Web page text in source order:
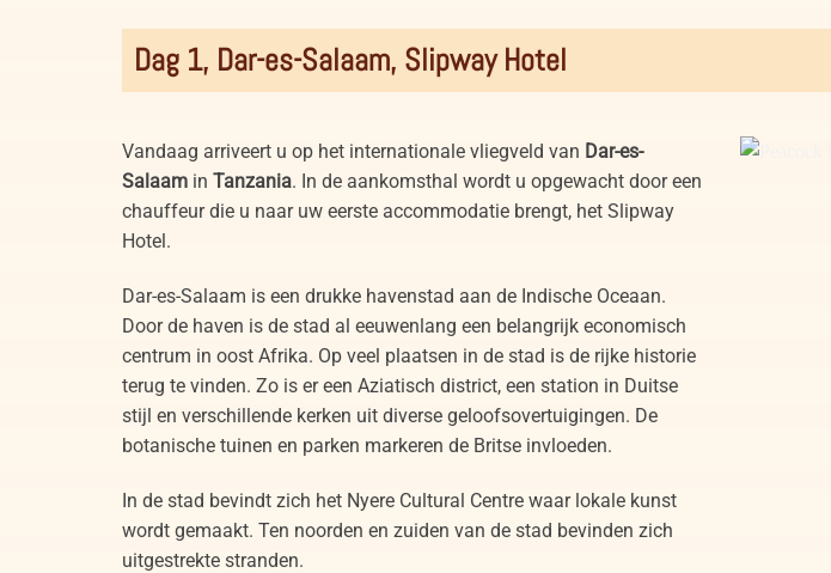
Dag 1, Dar-es-Salaam, Slipway Hotel
Vandaag arriveert u op het internationale vliegveld van Dar-es-
Salaam in Tanzania. In de aankomsthal wordt u opgewacht door een
chauffeur die u naar uw eerste accommodatie brengt, het Slipway
Hotel.
Dar-es-Salaam is een drukke havenstad aan de Indische Oceaan.
Door de haven is de stad al eeuwenlang een belangrijk economisch
centrum in oost Afrika. Op veel plaatsen in de stad is de rijke historie
terug te vinden. Zo is er een Aziatisch district, een station in Duitse
stijl en verschillende kerken uit diverse geloofsovertuigingen. De
botanische tuinen en parken markeren de Britse invloeden.
In de stad bevindt zich het Nyere Cultural Centre waar lokale kunst
wordt gemaakt. Ten noorden en zuiden van de stad bevinden zich
uitgestrekte stranden.